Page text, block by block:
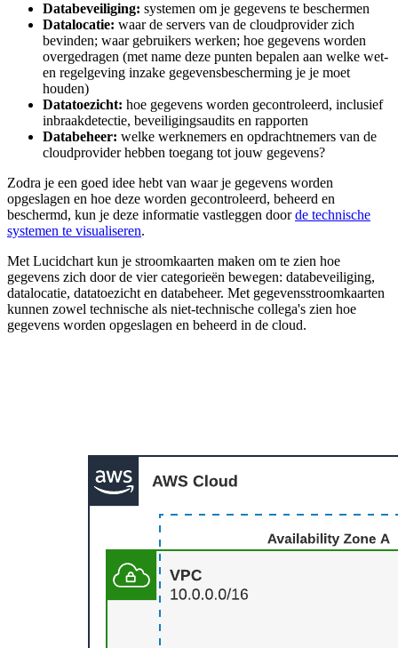
Databeveiliging: systemen om je gegevens te beschermen
Datalocatie: waar de servers van de cloudprovider zich
bevinden; waar gebruikers werken; hoe gegevens worden
overgedragen (met name deze punten bepalen aan welke wet-
en regelgeving inzake gegevensbescherming je je moet
houden)
Datatoezicht: hoe gegevens worden gecontroleerd, inclusief
inbraakdetectie, beveiligingsaudits en rapporten
Databeheer: welke werknemers en opdrachtnemers van de
cloudprovider hebben toegang tot jouw gegevens?
Zodra je een goed idee hebt van waar je gegevens worden
opgeslagen en hoe deze worden gecontroleerd, beheerd en
beschermd, kun je deze informatie vastleggen doorde technische
systemen te visualiseren.
Met Lucidchart kun je stroomkaarten maken om te zien hoe
gegevens zich door de vier categorieën bewegen: databeveiliging,
datalocatie, datatoezicht en databeheer. Met gegevensstroomkaarten
kunnen zowel technische als niet-technische collega's zien hoe
gegevens worden opgeslagen en beheerd in de cloud.